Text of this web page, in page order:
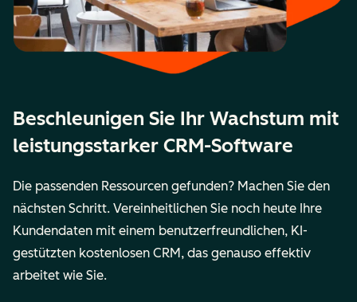
Beschleunigen Sie Ihr Wachstum mit
leistungsstarker CRM-Software
Die passenden Ressourcen gefunden? Machen Sie den
nächsten Schritt. Vereinheitlichen Sie noch heute Ihre
Kundendaten mit einem benutzerfreundlichen, KI-
gestützten kostenlosen CRM, das genauso effektiv
arbeitet wie Sie.